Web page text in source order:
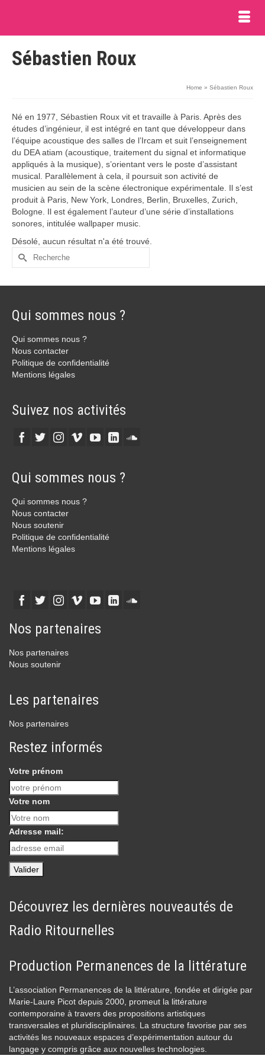
Sébastien Roux
Home » Sébastien Roux
Né en 1977, Sébastien Roux vit et travaille à Paris. Après des
études d’ingénieur, il est intégré en tant que développeur dans
l’équipe acoustique des salles de l’Ircam et suit l’enseignement
du DEA atiam (acoustique, traitement du signal et informatique
appliqués à la musique), s’orientant vers le poste d’assistant
musical. Parallèlement à cela, il poursuit son activité de
musicien au sein de la scène électronique expérimentale. Il s’est
produit à Paris, New York, Londres, Berlin, Bruxelles, Zurich,
Bologne. Il est également l’auteur d’une série d’installations
sonores, intitulée wallpaper music.
Désolé, aucun résultat n'a été trouvé.
Rechercher :
Qui sommes nous ?
Qui sommes nous ?
Nous contacter
Politique de confidentialité
Mentions légales
Suivez nos activités
Qui sommes nous ?
Qui sommes nous ?
Nous contacter
Nous soutenir
Politique de confidentialité
Mentions légales
Nos partenaires
Nos partenaires
Nous soutenir
Les partenaires
Nos partenaires
Restez informés
Votre prénom
Votre nom
Adresse mail:
Découvrez les dernières nouveautés de
Radio Ritournelles
Production Permanences de la littérature
L’association Permanences de la littérature, fondée et dirigée par
Marie-Laure Picot depuis 2000, promeut la littérature
contemporaine à travers des propositions artistiques
transversales et pluridisciplinaires. La structure favorise par ses
activités les nouveaux espaces d’expérimentation autour du
langage y compris grâce aux nouvelles technologies.